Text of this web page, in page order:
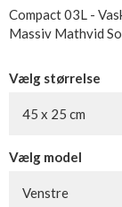
Compact 03L -
Massiv Mathvid
Vælg størrelse
45 x 25 cm
Vælg model
Venstre